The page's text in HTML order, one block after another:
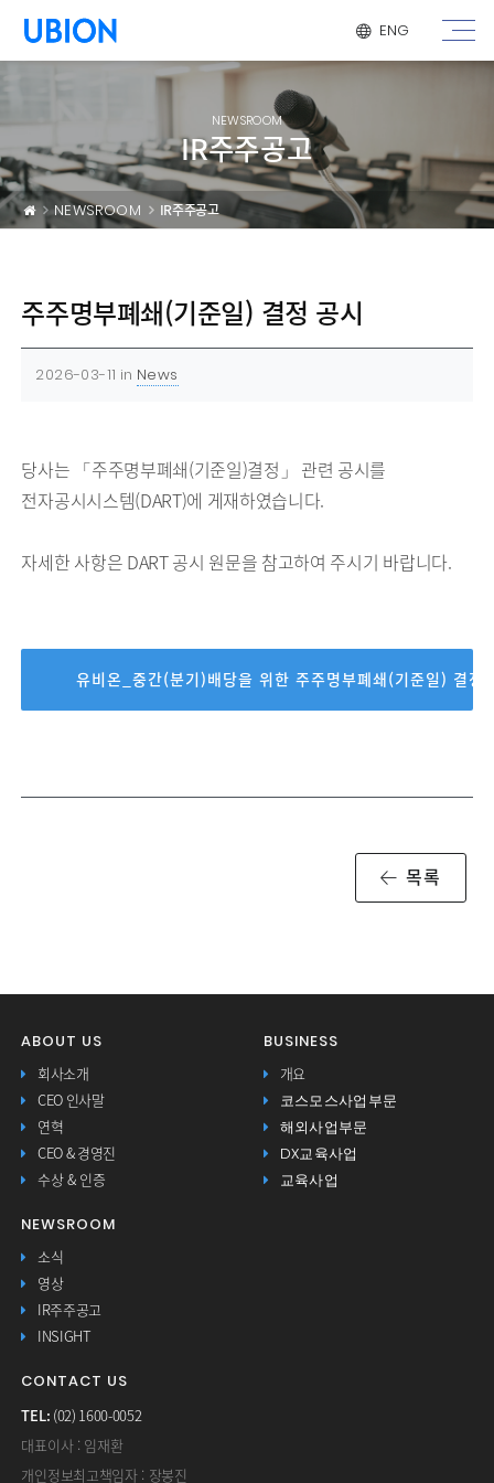
메뉴 건너 뛰기
ENG
NEWSROOM
IR주주공고
NEWSROOM IR주주공고
주주명부폐쇄(기준일) 결정 공시
2026-03-11 in News
당사는 「주주명부폐쇄(기준일)결정」 관련 공시를
전자공시시스템(DART)에 게재하였습니다.
자세한 사항은 DART 공시 원문을 참고하여 주시기 바랍니다.
유비온_중간(분기)배당을 위한 주주명부폐쇄(기준일) 결정
목록
ABOUT US
회사소개
CEO 인사말
연혁
CEO & 경영진
수상 & 인증
BUSINESS
개요
코스모스사업부문
해외사업부문
DX교육사업
교육사업
NEWSROOM
소식
영상
IR주주공고
INSIGHT
CONTACT US
TEL: (02) 1600-0052
대표이사 : 임재환
개인정보최고책임자 : 장봉진